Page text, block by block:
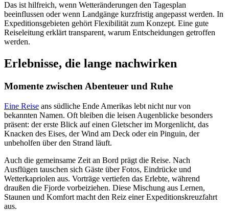
Das ist hilfreich, wenn Wetteränderungen den Tagesplan
beeinflussen oder wenn Landgänge kurzfristig angepasst werden. In
Expeditionsgebieten gehört Flexibilität zum Konzept. Eine gute
Reiseleitung erklärt transparent, warum Entscheidungen getroffen
werden.
Erlebnisse, die lange nachwirken
Momente zwischen Abenteuer und Ruhe
Eine Reise ans südliche Ende Amerikas lebt nicht nur von
bekannten Namen. Oft bleiben die leisen Augenblicke besonders
präsent: der erste Blick auf einen Gletscher im Morgenlicht, das
Knacken des Eises, der Wind am Deck oder ein Pinguin, der
unbeholfen über den Strand läuft.
Auch die gemeinsame Zeit an Bord prägt die Reise. Nach
Ausflügen tauschen sich Gäste über Fotos, Eindrücke und
Wetterkapriolen aus. Vorträge vertiefen das Erlebte, während
draußen die Fjorde vorbeiziehen. Diese Mischung aus Lernen,
Staunen und Komfort macht den Reiz einer Expeditionskreuzfahrt
aus.